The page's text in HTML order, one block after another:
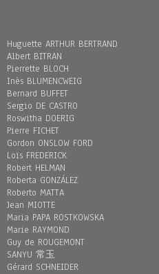
Huguette ARTHUR BERTRAND
Albert BITRAN
Pierrette BLOCH
Inès BLUMENCWEIG
Bernard BUFFET
Sergio DE CASTRO
Roswitha DOERIG
Pierre FICHET
Gordon ONSLOW FORD
Loïs FREDERICK
Robert HELMAN
Roberta GONZÁLEZ
Roberto MATTA
Jean MIOTTE
Maria PAPA ROSTKOWSKA
Marie RAYMOND
Guy de ROUGEMONT
SANYU 常玉
Gérard SCHNEIDER